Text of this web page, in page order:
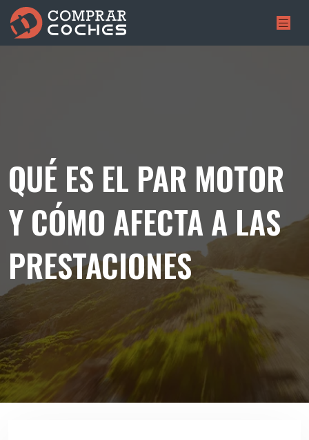
QUÉ ES EL PAR MOTOR
Y CÓMO AFECTA A LAS
PRESTACIONES